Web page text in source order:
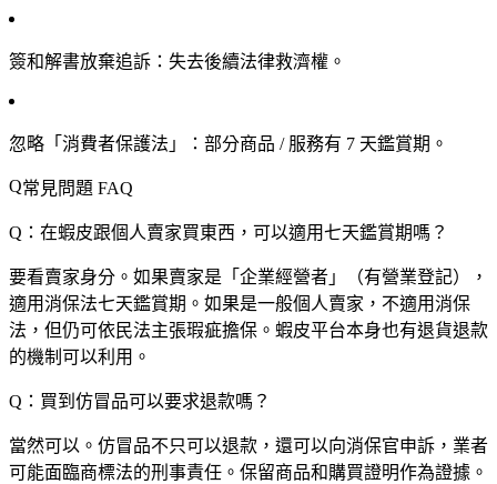
簽和解書放棄追訴 ：失去後續法律救濟權。
忽略「消費者保護法」 ：部分商品 / 服務有 7 天鑑賞期。
常見問題 FAQ
Q：在蝦皮跟個人賣家買東西，可以適用七天鑑賞期嗎？
要看賣家身分。如果賣家是「企業經營者」（有營業登記），
適用消保法七天鑑賞期。如果是一般個人賣家，不適用消保
法，但仍可依民法主張瑕疵擔保。蝦皮平台本身也有退貨退款
的機制可以利用。
Q：買到仿冒品可以要求退款嗎？
當然可以。仿冒品不只可以退款，還可以向消保官申訴，業者
可能面臨商標法的刑事責任。保留商品和購買證明作為證據。